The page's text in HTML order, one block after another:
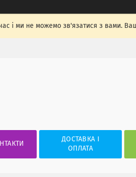
і ми не можемо зв'язатися з вами.
ДОСТАВКА І
ОПЛАТА